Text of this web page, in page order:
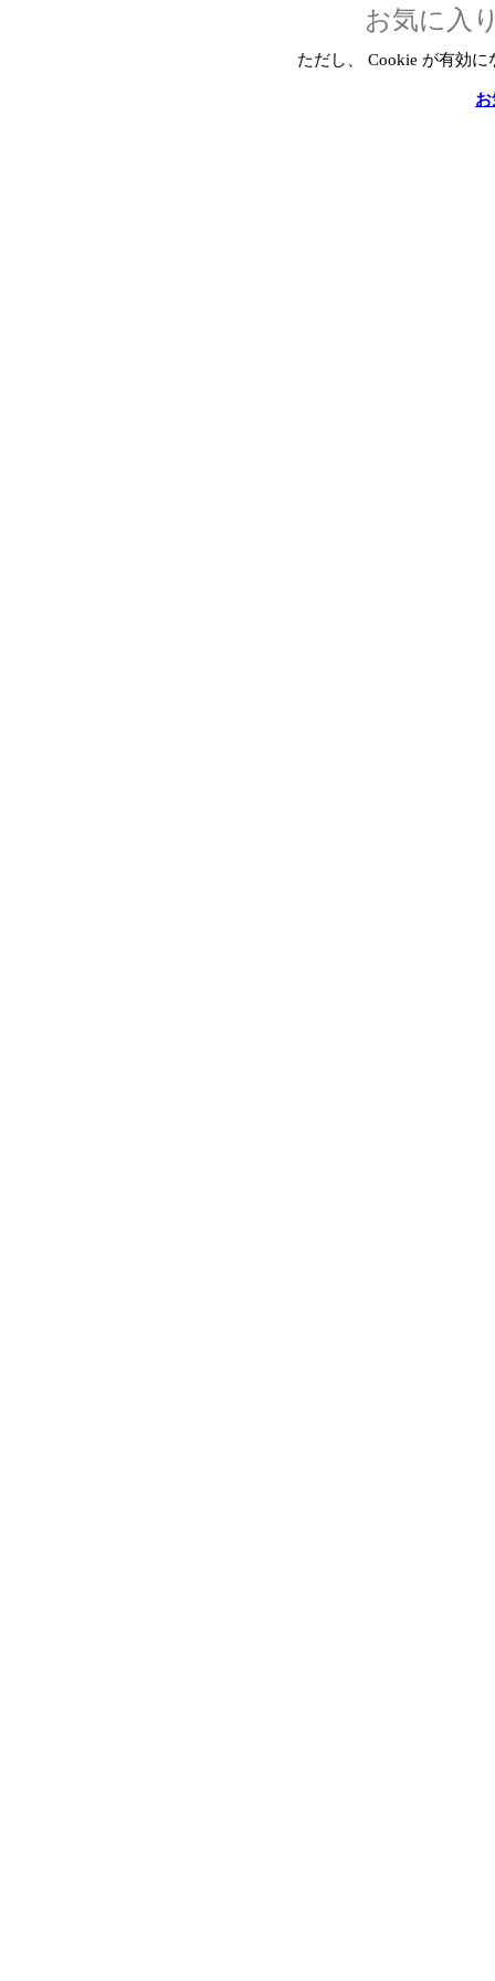
お気に入
ただし、 Cookie が有効